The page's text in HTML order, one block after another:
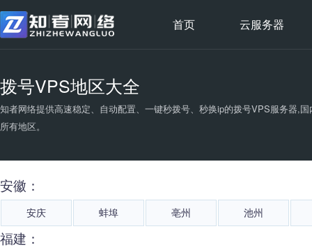
首页 云服务器
拨号VPS地区大全
知者网络提供高速稳定、自动配置、一键秒拨号、秒换ip的拨号VPS服务器,
所有地区。
安徽：
安庆 蚌埠 亳州 池州
福建：